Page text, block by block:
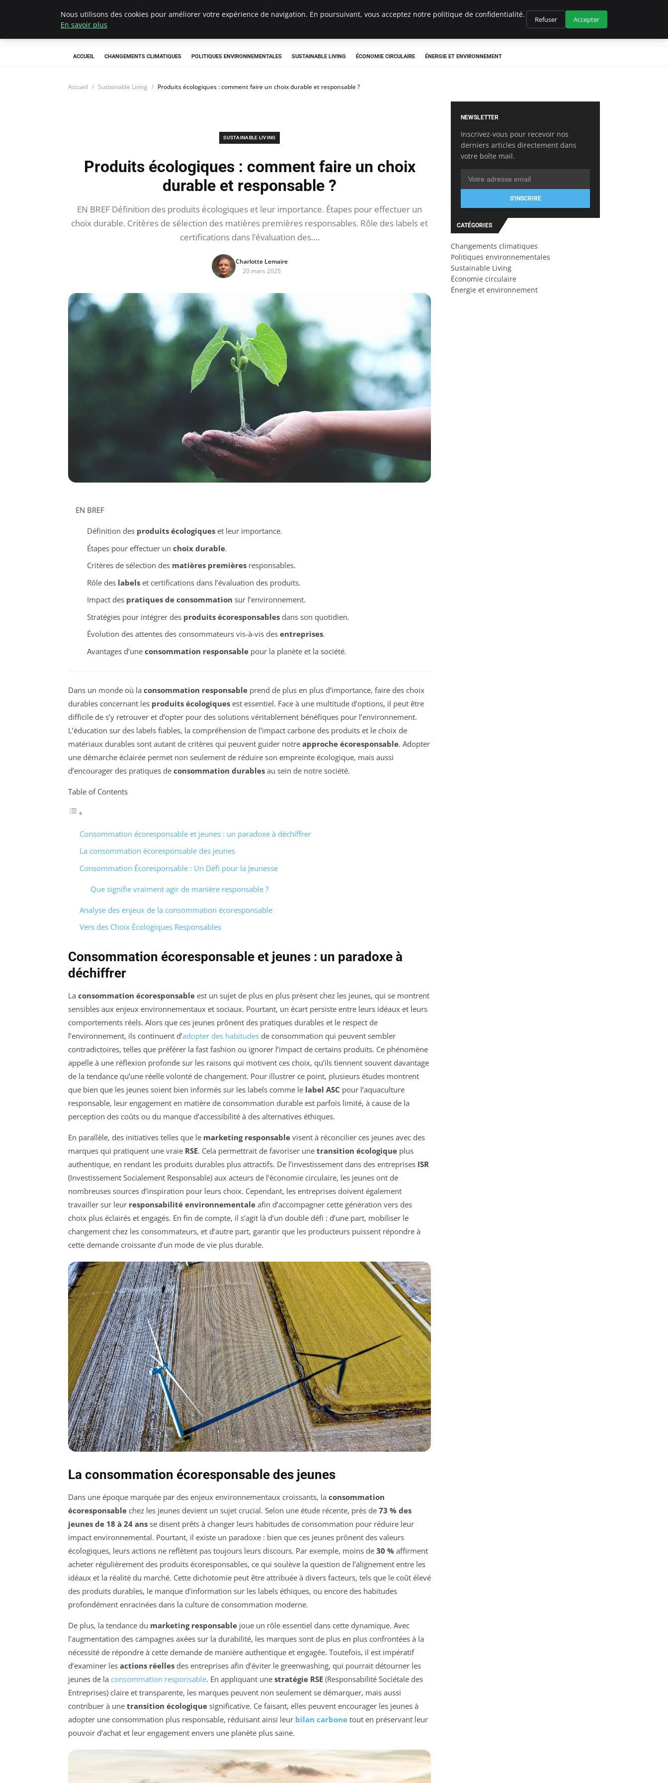
Climategatecountryclub.com
ACCUEIL CHANGEMENTS CLIMATIQUES POLITIQUES ENVIRONNEMENTALES SUSTAINABLE LIVING ÉCONOMIE CIRCULAIRE ÉNERGIE ET ENVIRONNEMENT
Accueil Sustainable Living Produits écologiques : comment faire un choix durable et responsable ?
SUSTAINABLE LIVING
Produits écologiques : comment faire un choix
durable et responsable ?
EN BREF Définition des produits écologiques et leur importance. Étapes pour effectuer un
choix durable. Critères de sélection des matières premières responsables. Rôle des labels et
certifications dans l’évaluation des….
Charlotte Lemaire
20 mars 2025
EN BREF
Définition des produits écologiqueset leur importance.
Étapes pour effectuer un choix durable.
Critères de sélection des matières premièresresponsables.
Rôle des labelset certifications dans l’évaluation des produits.
Impact des pratiques de consommation sur l’environnement.
Stratégies pour intégrer des produits écoresponsablesdans son quotidien.
Évolution des attentes des consommateurs vis-à-vis des entreprises.
Avantages d’une consommation responsablepour la planète et la société.
Dans un monde où la consommation responsable prend de plus en plus d’importance, faire des choix
durables concernant les produits écologiques est essentiel. Face à une multitude d’options, il peut être
difficile de s’y retrouver et d’opter pour des solutions véritablement bénéfiques pour l’environnement.
L’éducation sur des labels fiables, la compréhension de l’impact carbone des produits et le choix de
matériaux durables sont autant de critères qui peuvent guider notre approche écoresponsable. Adopter
une démarche éclairée permet non seulement de réduire son empreinte écologique, mais aussi
d’encourager des pratiques de consommation durables au sein de notre société.
Table of Contents
Consommation écoresponsable et jeunes : un paradoxe à déchiffrer
La consommation écoresponsable des jeunes
Consommation Écoresponsable : Un Défi pour la Jeunesse
Que signifie vraiment agir de manière responsable ?
Analyse des enjeux de la consommation écoresponsable
Vers des Choix Écologiques Responsables
Consommation écoresponsable et jeunes : un paradoxe à
déchiffrer
La consommation écoresponsable est un sujet de plus en plus présent chez les jeunes, qui se montrent
sensibles aux enjeux environnementaux et sociaux. Pourtant, un écart persiste entre leurs idéaux et leurs
comportements réels. Alors que ces jeunes prônent des pratiques durables et le respect de
l’environnement, ils continuent d’adopter des habitudes de consommation qui peuvent sembler
contradictoires, telles que préférer la fast fashion ou ignorer l’impact de certains produits. Ce phénomène
appelle à une réflexion profonde sur les raisons qui motivent ces choix, qu’ils tiennent souvent davantage
de la tendance qu’une réelle volonté de changement. Pour illustrer ce point, plusieurs études montrent
que bien que les jeunes soient bien informés sur les labels comme le label ASC pour l’aquaculture
responsable, leur engagement en matière de consommation durable est parfois limité, à cause de la
perception des coûts ou du manque d’accessibilité à des alternatives éthiques.
En parallèle, des initiatives telles que le marketing responsable visent à réconcilier ces jeunes avec des
marques qui pratiquent une vraie RSE. Cela permettrait de favoriser une transition écologique plus
authentique, en rendant les produits durables plus attractifs. De l’investissement dans des entreprises ISR
(Investissement Socialement Responsable) aux acteurs de l’économie circulaire, les jeunes ont de
nombreuses sources d’inspiration pour leurs choix. Cependant, les entreprises doivent également
travailler sur leur responsabilité environnementale afin d’accompagner cette génération vers des
choix plus éclairés et engagés. En fin de compte, il s’agit là d’un double défi : d’une part, mobiliser le
changement chez les consommateurs, et d’autre part, garantir que les producteurs puissent répondre à
cette demande croissante d’un mode de vie plus durable.
La consommation écoresponsable des jeunes
Dans une époque marquée par des enjeux environnementaux croissants, la consommation
écoresponsable chez les jeunes devient un sujet crucial. Selon une étude récente, près de 73 % des
jeunes de 18 à 24 ans se disent prêts à changer leurs habitudes de consommation pour réduire leur
impact environnemental. Pourtant, il existe un paradoxe : bien que ces jeunes prônent des valeurs
écologiques, leurs actions ne reflètent pas toujours leurs discours. Par exemple, moins de 30 % affirment
acheter régulièrement des produits écoresponsables, ce qui soulève la question de l’alignement entre les
idéaux et la réalité du marché. Cette dichotomie peut être attribuée à divers facteurs, tels que le coût élevé
des produits durables, le manque d’information sur les labels éthiques, ou encore des habitudes
profondément enracinées dans la culture de consommation moderne.
De plus, la tendance du marketing responsable joue un rôle essentiel dans cette dynamique. Avec
l’augmentation des campagnes axées sur la durabilité, les marques sont de plus en plus confrontées à la
nécessité de répondre à cette demande de manière authentique et engagée. Toutefois, il est impératif
d’examiner les actions réelles des entreprises afin d’éviter le greenwashing, qui pourrait détourner les
jeunes de la consommation responsable. En appliquant une stratégie RSE (Responsabilité Sociétale des
Entreprises) claire et transparente, les marques peuvent non seulement se démarquer, mais aussi
contribuer à une transition écologique significative. Ce faisant, elles peuvent encourager les jeunes à
adopter une consommation plus responsable, réduisant ainsi leur bilan carbone tout en préservant leur
pouvoir d’achat et leur engagement envers une planète plus saine.
NEWSLETTER
Inscrivez-vous pour recevoir nos
derniers articles directement dans
votre boîte mail.
S'INSCRIRE
CATÉGORIES
Changements climatiques
Politiques environnementales
Sustainable Living
Économie circulaire
Énergie et environnement
Nous utilisons des cookies pour améliorer votre expérience de navigation. En poursuivant, vous acceptez notre politique de confidentialité.
En savoir plus
Refuser Accepter